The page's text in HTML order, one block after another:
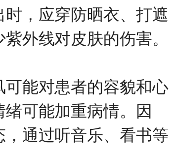
，应穿防晒衣、打遮
外线对皮肤的伤害。
能对患者的容貌和心
可能加重病情。因
通过听音乐、看书等